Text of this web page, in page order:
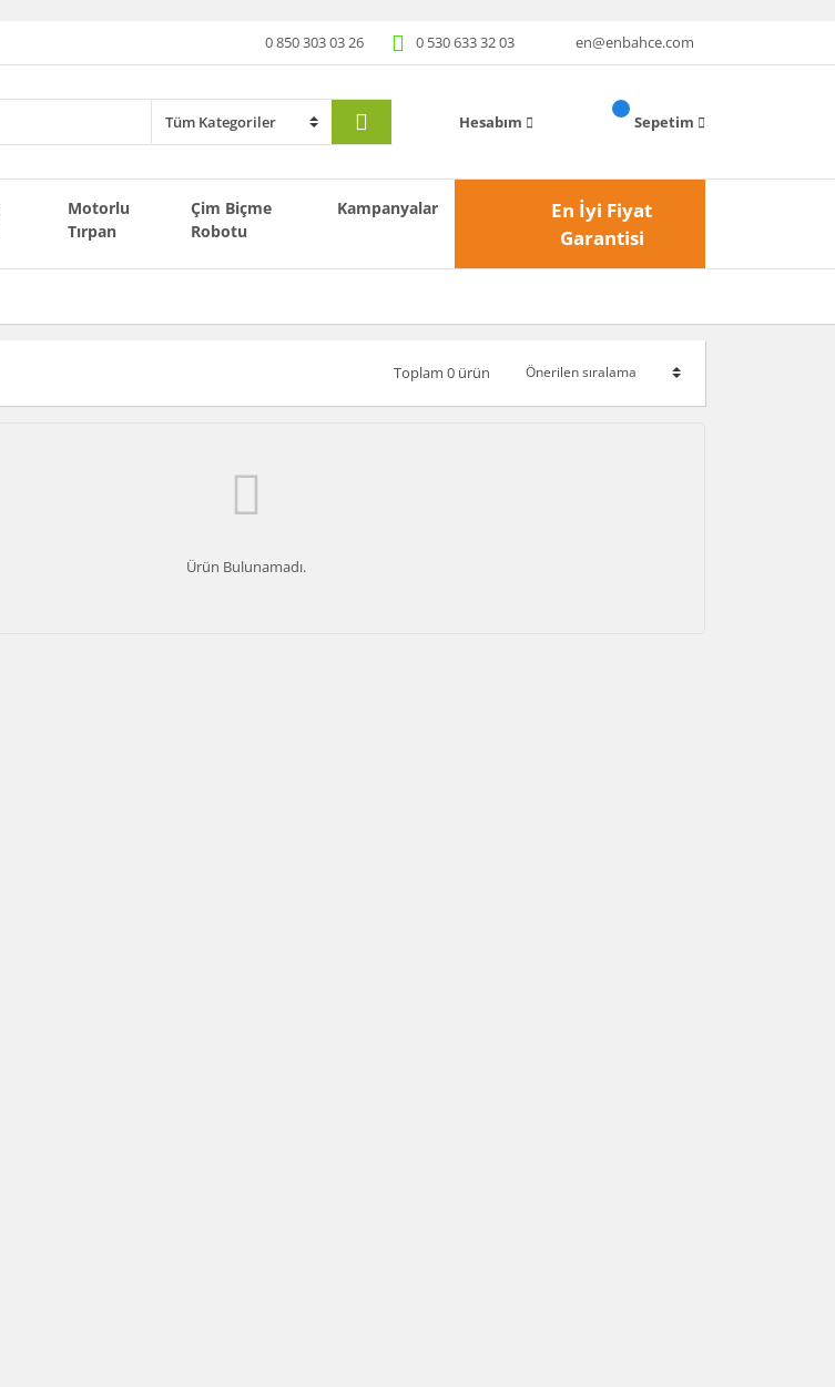
0 850 303 03 26 0 530 633 32 03 en@enbahce.com
Hesabım Sepetim
Motorlu
Tırpan
Çim Biçme
Robotu
Kampanyalar
En İyi Fiyat
Garantisi
Toplam 0 ürün
Ürün Bulunamadı.